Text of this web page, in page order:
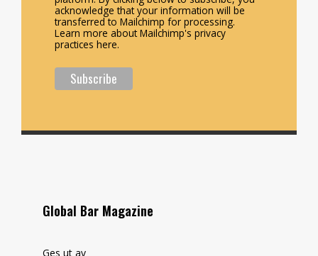
acknowledge that your information will be
transferred to Mailchimp for processing.
Learn more about Mailchimp's privacy
practices here.
Global Bar Magazine
Ges ut av